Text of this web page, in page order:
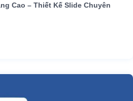
Cao – Thiết Kế Slide Chuyên